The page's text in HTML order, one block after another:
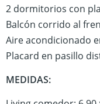
2 dormitorios con
Balcón corrido al
Aire acondicionado
Placard en pasillo
MEDIDAS: